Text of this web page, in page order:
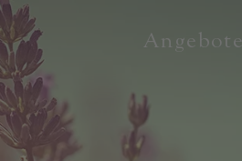
Angebote